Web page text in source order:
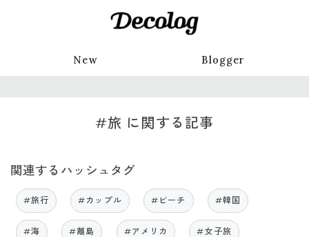
New Blogger
#旅 に関する記事
関連するハッシュタグ
#旅行 #カップル #ビーチ #韓国
#海 #離島 #アメリカ #女子旅